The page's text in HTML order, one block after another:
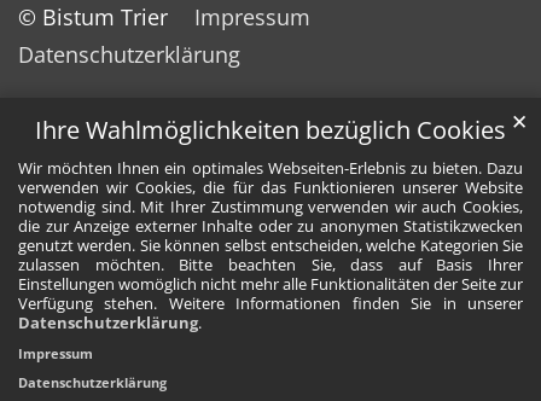
Ihre Wahlmöglichkeiten bezüglich Cookies
Wir möchten Ihnen ein optimales Webseiten-Erlebnis zu bieten. Dazu
verwenden wir Cookies, die für das Funktionieren unserer Website
notwendig sind. Mit Ihrer Zustimmung verwenden wir auch Cookies,
die zur Anzeige externer Inhalte oder zu anonymen Statistikzwecken
genutzt werden. Sie können selbst entscheiden, welche Kategorien Sie
zulassen möchten. Bitte beachten Sie, dass auf Basis Ihrer
Einstellungen womöglich nicht mehr alle Funktionalitäten der Seite zur
Verfügung stehen. Weitere Informationen finden Sie in unserer
Datenschutzerklärung.
✕
Impressum
Datenschutzerklärung
© Bistum Trier
Impressum
Datenschutzerklärung